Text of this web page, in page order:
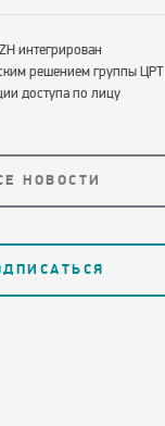
интегрирован
решением группы ЦРТ
доступа по лицу
НОВОСТИ